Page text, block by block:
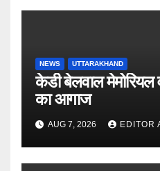
NEWS UTTARAKHAND
केडी बेलवाल मेमोरियल
का आगाज
AUG 7, 2026 EDITOR